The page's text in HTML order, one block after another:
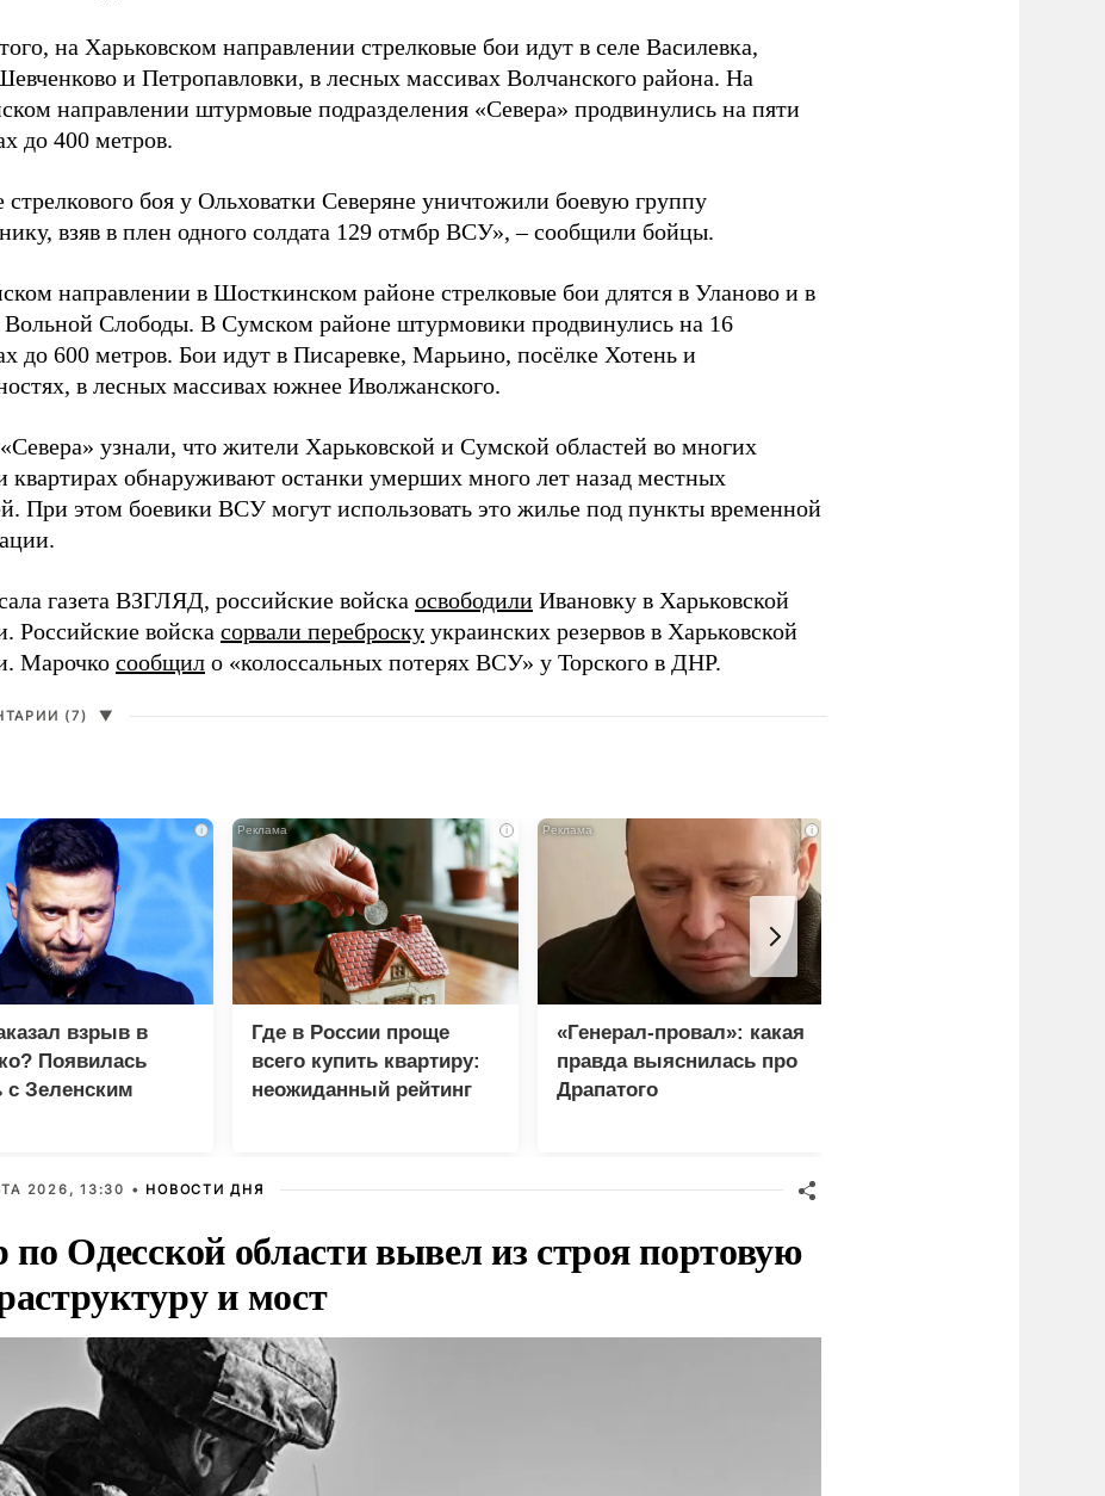
на Харьковском направлении стрелковые бои идут в селе Василевка,
и Петропавловки, в лесных массивах Волчанского района. На
направлении штурмовые подразделения «Севера» продвинулись на пяти
до 400 метров.
стрелкового боя у Ольховатки Северяне уничтожили боевую группу
взяв в плен одного солдата 129 отмбр ВСУ», – сообщили бойцы.
направлении в Шосткинском районе стрелковые бои длятся в Уланово и в
Вольной Слободы. В Сумском районе штурмовики продвинулись на 16
до 600 метров. Бои идут в Писаревке, Марьино, посёлке Хотень и
в лесных массивах южнее Иволжанского.
узнали, что жители Харьковской и Сумской областей во многих
квартирах обнаруживают останки умерших много лет назад местных
При этом боевики ВСУ могут использовать это жилье под пункты временной
газета ВЗГЛЯД, российские войска освободили Ивановку в Харьковской
Российские войска сорвали переброску украинских резервов в Харьковской
Марочко сообщил о «колоссальных потерях ВСУ» у Торского в ДНР.
(7) ▼
i
взрыв в
Появилась
с Зеленским
i
Где в России проще
всего купить квартиру:
неожиданный рейтинг
i
«Генерал-провал»: какая
правда выяснилась про
Драпатого
2026, 13:30 • НОВОСТИ ДНЯ
по Одесской области вывел из строя портовую
и мост